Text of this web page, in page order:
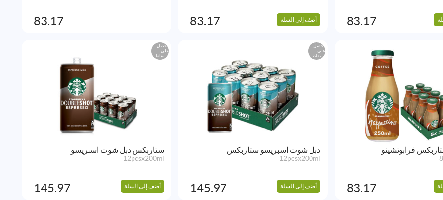
83.17 أضف إلى السلة 83.17
83.17
فرابوتشينو
83.17
احصل
على
نقاط
دبل شوت اسبريسو ستاربكس
12pcsx200ml
أضف إلى السلة 145.97
احصل
على
نقاط
ستاربكس دبل شوت اسبريسو
12pcsx200ml
أضف إلى السلة 145.97